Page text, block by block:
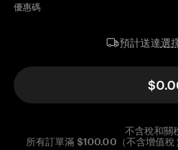
優惠碼
預計送達選
不含稅和關
所有訂單滿 $100.00（不含增值稅